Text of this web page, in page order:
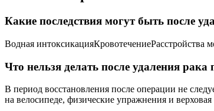
Какие последствия могут быть после
Водная
Что нельзя делать после удаления рака
В период восстановления после операции не
на велосипеде, физические упражнения и